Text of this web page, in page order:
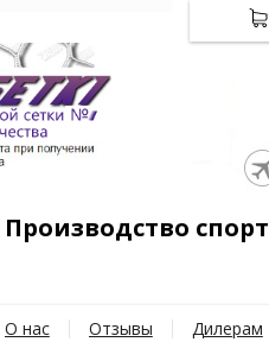
О нас Отзывы Дилерам